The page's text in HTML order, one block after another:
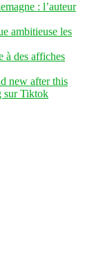
: l’auteur
ambitieuse les
à des affiches
new after this
sur Tiktok